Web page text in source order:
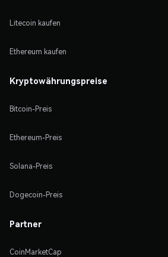
Litecoin kaufen
Ethereum kaufen
Kryptowährungspreise
Bitcoin-Preis
Ethereum-Preis
Solana-Preis
Dogecoin-Preis
Partner
CoinMarketCap